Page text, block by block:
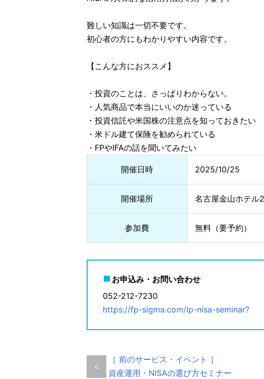
難しい知識は一切不要です。
初心者の方にもわかりやすい内容です。
【こんな方におススメ】
・投資のことは、さっぱりわからない。
・人気商品で本当にいいのか迷っている
・投資信託や米国株の注意点を知っておきたい
・米ドル建て保険を勧められている
・FPやIFAの話を聞いてみたい
開催日時 2025/10/25
開催場所 名古屋金山ホテル
参加費 無料（要予約）
お申込み・お問い合わせ
052-212-7230
https://fp-sigma.com/lp-nisa-seminar?
<
［ 前のサービス・イベント ］
資産運用・NISAの選び方セミナー